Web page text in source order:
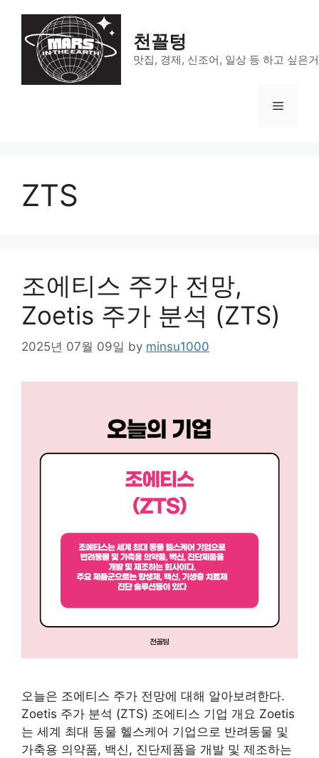
content
천꼴텅
맛집, 경제, 신조어, 일상 등 하고 싶은
Menu
ZTS
조에티스 주가 전망,
Zoetis 주가 분석 (ZTS)
2025년 07월 09일 by minsu1000
오늘은 조에티스 주가 전망에 대해 알아보려한다.
Zoetis 주가 분석 (ZTS) 조에티스 기업 개요 Zoetis
는 세계 최대 동물 헬스케어 기업으로 반려동물 및
가축용 의약품, 백신, 진단제품을 개발 및 제조하는